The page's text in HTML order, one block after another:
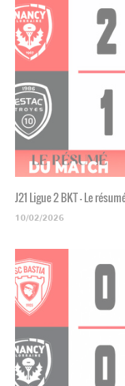
J21 Ligue 2 BKT - Le
10/02/2026